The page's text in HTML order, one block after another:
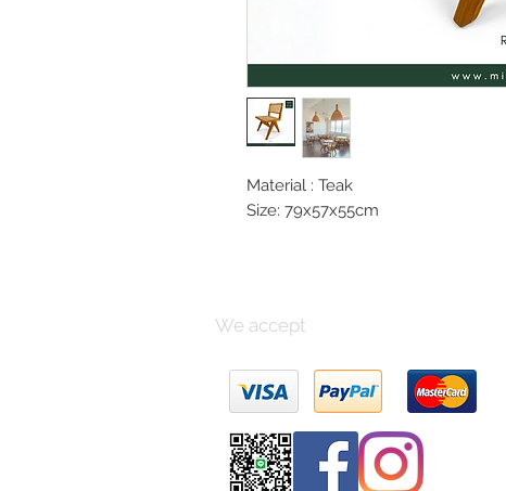
Material : Teak
Size: 79x57x55cm
We accept